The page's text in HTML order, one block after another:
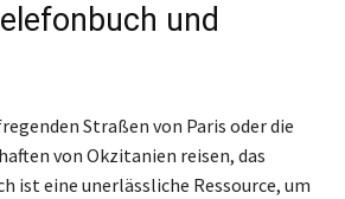
und
Straßen von Paris oder die
von Okzitanien reisen, das
ist eine unerlässliche Ressource, um